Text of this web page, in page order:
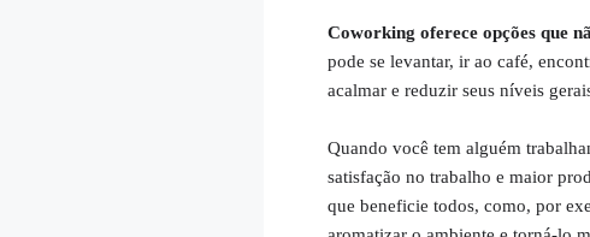
Coworking oferece opções que
pode se levantar, ir ao café,
acalmar e reduzir seus níveis
Quando você tem alguém
satisfação no trabalho e maior
que beneficie todos, como, por